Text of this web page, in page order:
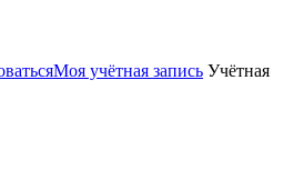
Моя учётная запись Учётная